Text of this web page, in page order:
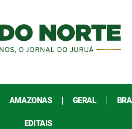
AMAZONAS GERAL
EDITAIS